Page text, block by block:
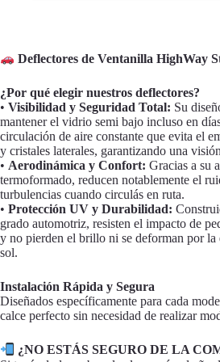
Deflectores de Ventanilla HighWay
¿Por qué elegir nuestros deflectores?
• Visibilidad y Seguridad Total: Su
mantener el vidrio semi bajo incluso en
circulación de aire constante que evita el
y cristales laterales, garantizando una
• Aerodinámica y Confort: Gracias a su
termoformado, reducen notablemente el
turbulencias cuando circulás en ruta.
• Protección UV y Durabilidad:
grado automotriz, resisten el impacto de
y no pierden el brillo ni se deforman por
sol.
Instalación Rápida y Segura
Diseñados específicamente para cada
calce perfecto sin necesidad de realizar
¿NO ESTÁS SEGURO DE LA